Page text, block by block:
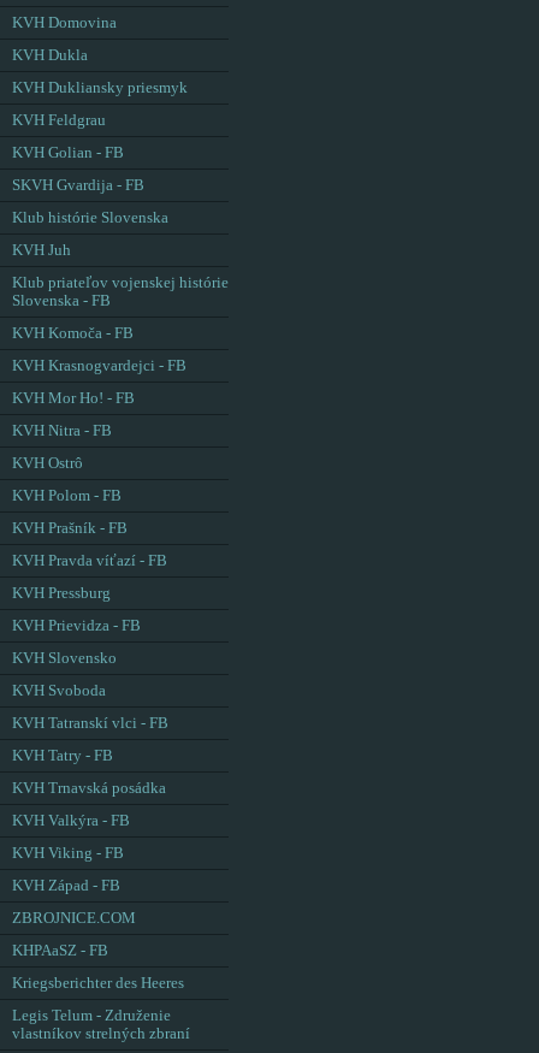
KVH Domovina
KVH Dukla
KVH Dukliansky priesmyk
KVH Feldgrau
KVH Golian - FB
SKVH Gvardija - FB
Klub histórie Slovenska
KVH Juh
Klub priateľov vojenskej histórie
Slovenska - FB
KVH Komoča - FB
KVH Krasnogvardejci - FB
KVH Mor Ho! - FB
KVH Nitra - FB
KVH Ostrô
KVH Polom - FB
KVH Prašník - FB
KVH Pravda víťazí - FB
KVH Pressburg
KVH Prievidza - FB
KVH Slovensko
KVH Svoboda
KVH Tatranskí vlci - FB
KVH Tatry - FB
KVH Trnavská posádka
KVH Valkýra - FB
KVH Viking - FB
KVH Západ - FB
ZBROJNICE.COM
KHPAaSZ - FB
Kriegsberichter des Heeres
Legis Telum - Združenie
vlastníkov strelných zbraní